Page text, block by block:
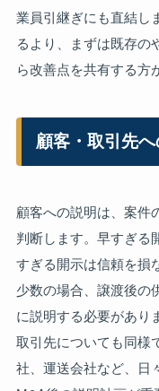
業員引継ぎにも直結し
るより、まずは既存の
ら改善点を共有する方
顧客・取引先
顧客への説明は、案件
判断します。早すぎる
すぎる開示は信頼を損
少数の場合、譲渡後の
に説明する必要があり
取引先についても同様
社、運送会社など、日